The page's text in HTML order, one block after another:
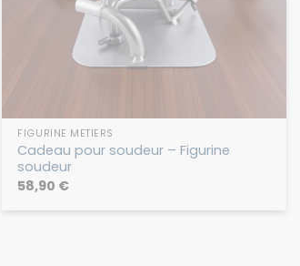
FIGURINE MÉTIERS
Cadeau pour soudeur – Figurine
soudeur
58,90 €